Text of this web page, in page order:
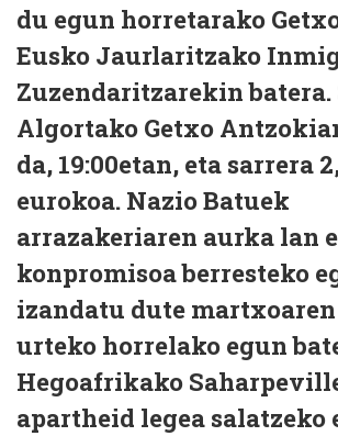
du egun horretarako
Eusko Jaurlaritzako
Zuzendaritzarekin batera.
Algortako Getxo
da, 19:00etan, eta sarrera
eurokoa. Nazio Batuek
arrazakeriaren aurka lan
konpromisoa berresteko
izandatu dute martxoaren
urteko horrelako egun
Hegoafrikako
apartheid legea salatzeko